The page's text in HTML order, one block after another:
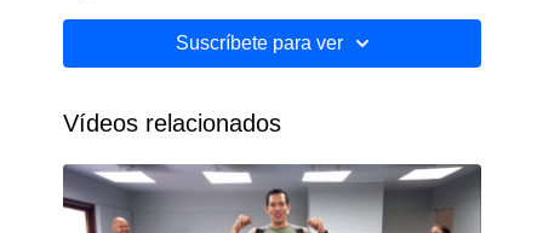
Suscríbete para ver
Vídeos relacionados